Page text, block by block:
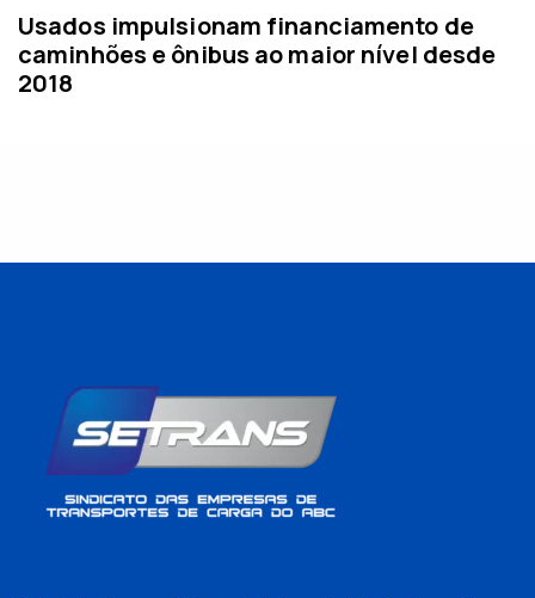
Usados impulsionam financiamento de
caminhões e ônibus ao maior nível desde
2018